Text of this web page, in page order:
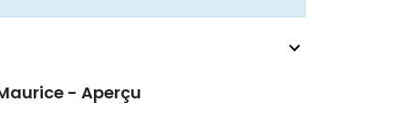
- Aperçu